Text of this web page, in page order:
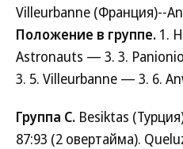
Villeurbanne (Франция)--
Положение в группе. 1.
Astronauts — 3. 3.
3. 5. Villeurbanne — 3. 6.
Группа C. Besiktas
87:93 (2 овертайма).